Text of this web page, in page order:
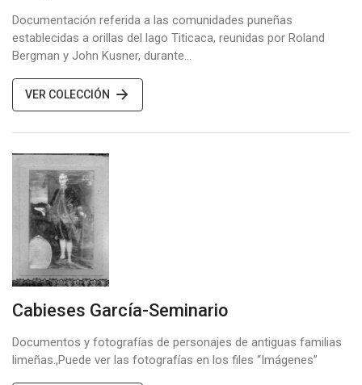
Documentación referida a las comunidades puneñas
establecidas a orillas del lago Titicaca, reunidas por Roland
Bergman y John Kusner, durante…
VER COLECCIÓN
Cabieses García-Seminario
Documentos y fotografías de personajes de antiguas familias
limeñas.,Puede ver las fotografías en los files “Imágenes”